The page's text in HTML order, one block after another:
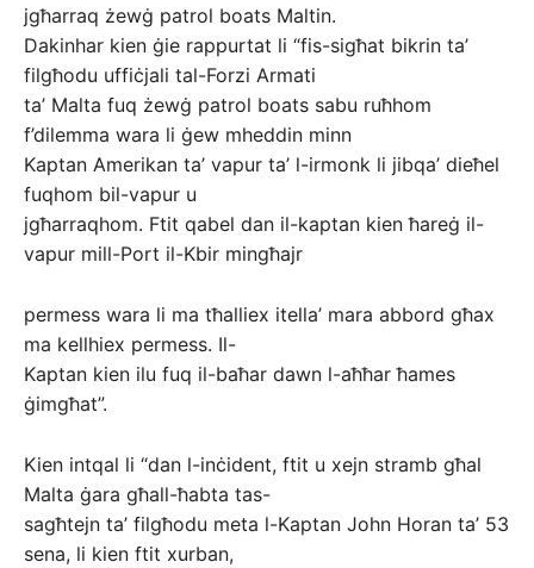
jgħarraq żewġ patrol boats Maltin.
Dakinhar kien ġie rappurtat li “fis-sigħat bikrin ta’
filgħodu uffiċjali tal-Forzi Armati
ta’ Malta fuq żewġ patrol boats sabu ruħhom
f’dilemma wara li ġew mheddin minn
Kaptan Amerikan ta’ vapur ta’ l-irmonk li jibqa’ dieħel
fuqhom bil-vapur u
jgħarraqhom. Ftit qabel dan il-kaptan kien ħareġ il-
vapur mill-Port il-Kbir mingħajr
permess wara li ma tħalliex itella’ mara abbord għax
ma kellhiex permess. Il-
Kaptan kien ilu fuq il-baħar dawn l-aħħar ħames
ġimgħat”.
Kien intqal li “dan l-inċident, ftit u xejn stramb għal
Malta ġara għall-ħabta tas-
sagħtejn ta’ filgħodu meta l-Kaptan John Horan ta’ 53
sena, li kien ftit xurban,